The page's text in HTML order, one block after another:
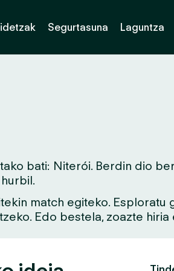
Segurtasuna Laguntza
bati: Niterói. Berdin dio
match egiteko.
Edo bestela, zoazte